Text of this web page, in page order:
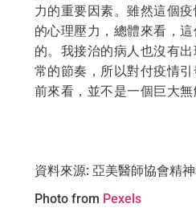
力的重要因素。雖然這個
的心理壓力，總體來看，
的。我接治的病人也沒有
常的節奏，所以對付疫情
前來看，並不是一個巨大無
資料來源: 亞美醫師協會精
Photo from Pexels